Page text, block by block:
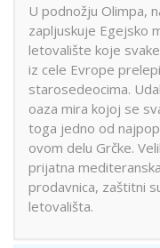
U podnožju Olimpa,
zapljuskuje Egejsko
letovalište koje
iz cele Evrope
starosedeocima.
oaza mira kojoj se
toga jedno od
ovom delu Grčke.
prijatna
prodavnica, zaštitni
letovališta.